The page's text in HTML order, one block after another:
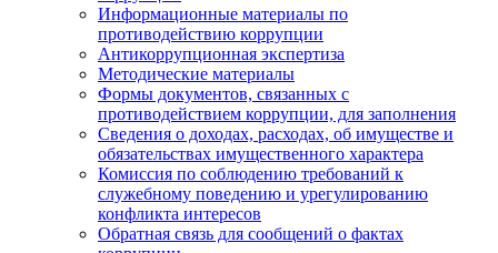
Информационные материалы по
противодействию коррупции
Антикоррупционная экспертиза
Методические материалы
Формы документов, связанных с
противодействием коррупции, для заполнения
Сведения о доходах, расходах, об имуществе и
обязательствах имущественного характера
Комиссия по соблюдению требований к
служебному поведению и урегулированию
конфликта интересов
Обратная связь для сообщений о фактах